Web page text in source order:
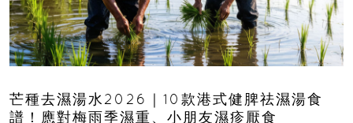
芒種去濕湯水2026｜10款港式健脾祛濕湯食
譜！應對梅雨季濕重、小朋友濕疹厭食